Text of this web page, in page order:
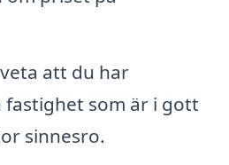
att du har
fastighet som är i gott
sinnesro.